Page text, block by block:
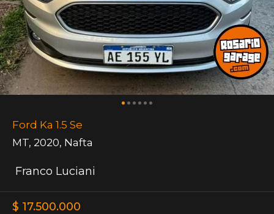
Ford Ka 1.5 Se
MT, 2020, Nafta
Franco Luciani
$ 17.500.000